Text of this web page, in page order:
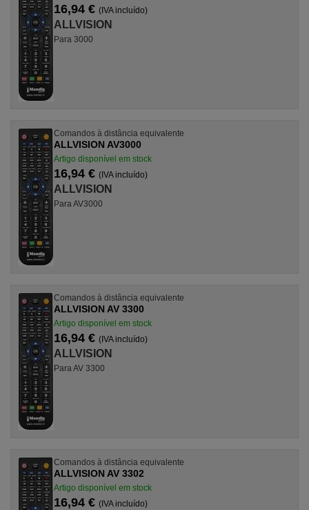
16,94 € (IVA incluído)
ALLVISION
Para 3000
Comandos à distância equivalente
ALLVISION AV3000
Artigo disponível em stock
16,94 € (IVA incluído)
ALLVISION
Para AV3000
Comandos à distância equivalente
ALLVISION AV 3300
Artigo disponível em stock
16,94 € (IVA incluído)
ALLVISION
Para AV 3300
Comandos à distância equivalente
ALLVISION AV 3302
Artigo disponível em stock
16,94 € (IVA incluído)